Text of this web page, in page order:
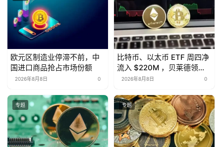
欧元区制造业停滞不前，中
国进口商品抢占市场份额
2026年8月8日 0
比特币、以太币 ETF 周四净
流入 $220M ，贝莱德领
跑。
2026年8月8日 0
专题 专题